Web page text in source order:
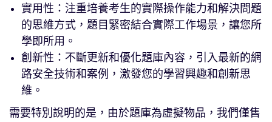
實用性：注重培養考生的實際操作能力和解決問題
的思維方式，題目緊密結合實際工作場景，讓您所
學即所用。
創新性：不斷更新和優化題庫內容，引入最新的網
路安全技術和案例，激發您的學習興趣和創新思
維。
需要特別說明的是，由於題庫為虛擬物品，我們僅售